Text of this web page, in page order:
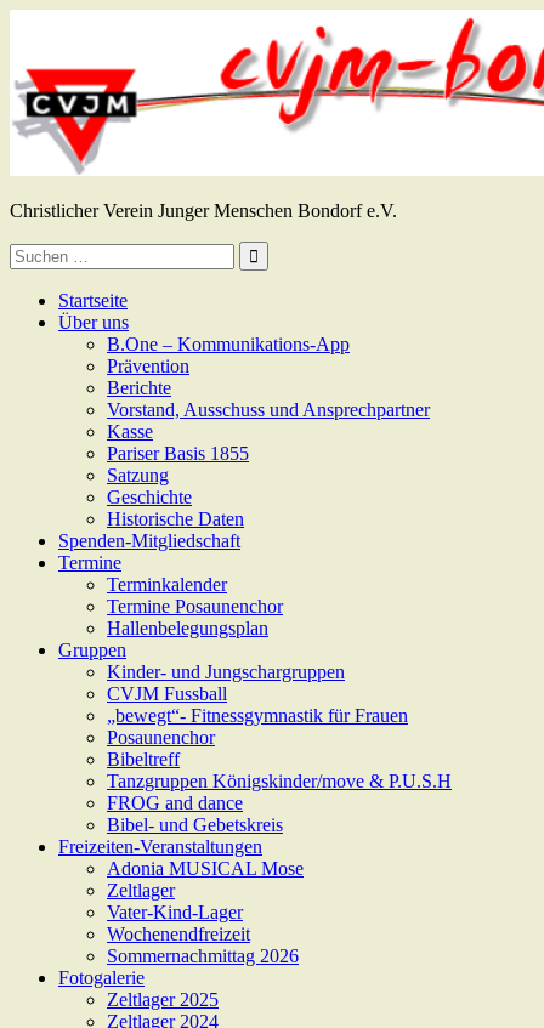
CVJM Bondorf e.V.
Christlicher Verein Junger Menschen Bondorf e.V.
Suche
nach:
Startseite
Über uns
B.One – Kommunikations-App
Prävention
Berichte
Vorstand, Ausschuss und Ansprechpartner
Kasse
Pariser Basis 1855
Satzung
Geschichte
Historische Daten
Spenden-Mitgliedschaft
Termine
Terminkalender
Termine Posaunenchor
Hallenbelegungsplan
Gruppen
Kinder- und Jungschargruppen
CVJM Fussball
„bewegt“- Fitnessgymnastik für Frauen
Posaunenchor
Bibeltreff
Tanzgruppen Königskinder/move & P.U.S.H
FROG and dance
Bibel- und Gebetskreis
Freizeiten-Veranstaltungen
Adonia MUSICAL Mose
Zeltlager
Vater-Kind-Lager
Wochenendfreizeit
Sommernachmittag 2026
Fotogalerie
Zeltlager 2025
Zeltlager 2024